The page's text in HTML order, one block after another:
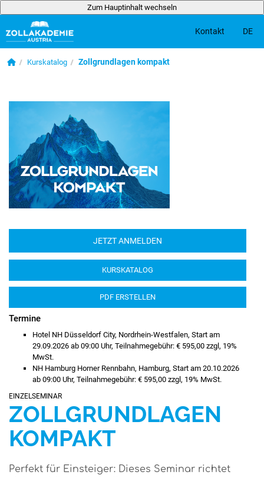
Zum Hauptinhalt wechseln
Zum Hauptinhalt wechseln
Kontakt DE
Startseite
Kurskatalog Zollgrundlagen kompakt
KURSKATALOG
PDF ERSTELLEN
Termine
Hotel NH Düsseldorf City, Nordrhein-Westfalen, Start am
29.09.2026 ab 09:00 Uhr, Teilnahmegebühr: € 595,00 zzgl, 19%
MwSt.
NH Hamburg Horner Rennbahn, Hamburg, Start am 20.10.2026
ab 09:00 Uhr, Teilnahmegebühr: € 595,00 zzgl, 19% MwSt.
EINZELSEMINAR
ZOLLGRUNDLAGEN
KOMPAKT
Perfekt für Einsteiger: Dieses Seminar richtet